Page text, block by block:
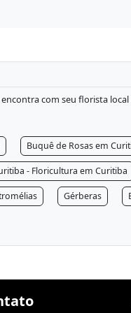
encontra com seu florista
Buquê de Rosas em
- Floricultura em Curitiba
Gérberas